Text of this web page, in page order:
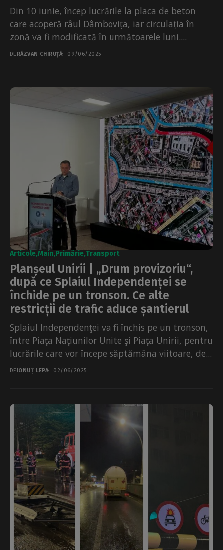
Din 10 iunie, încep lucrările la placa de beton
care acoperă râul Dâmbovița, iar circulația în
zonă va fi modificată în următoarele luni....
DE RĂZVAN CHIRUȚĂ 09/06/2025
Articole Main Primărie Transport
Planșeul Unirii | „Drum provizoriu“,
după ce Splaiul Independenței se
închide pe un tronson. Ce alte
restricții de trafic aduce șantierul
Splaiul Independenţei va fi închis pe un tronson,
între Piaţa Naţiunilor Unite şi Piaţa Unirii, pentru
lucrările care vor începe săptămâna viitoare, de...
DE IONUȚ LEPA 02/06/2025